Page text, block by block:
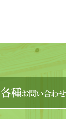
各種お問い合わせ